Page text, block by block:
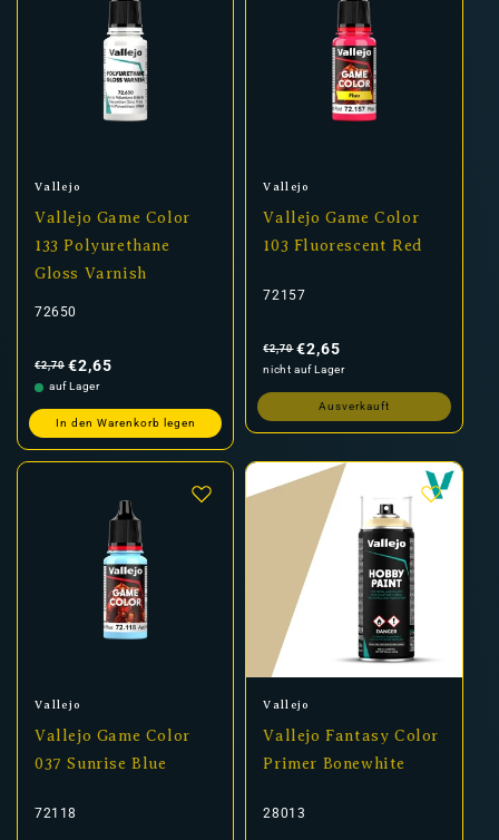
Anbieter:
Vallejo
Vallejo Game Color
133 Polyurethane
Gloss Varnish
72650
Preis
€2,70 €2,65
auf Lager
In den Warenkorb legen
Anbieter:
Vallejo
Vallejo Game Color
103 Fluorescent Red
72157
Preis
€2,70 €2,65
nicht auf Lager
Ausverkauft
Anbieter:
Vallejo
Vallejo Game Color
037 Sunrise Blue
72118
Anbieter:
Vallejo
Vallejo Fantasy Color
Primer Bonewhite
28013